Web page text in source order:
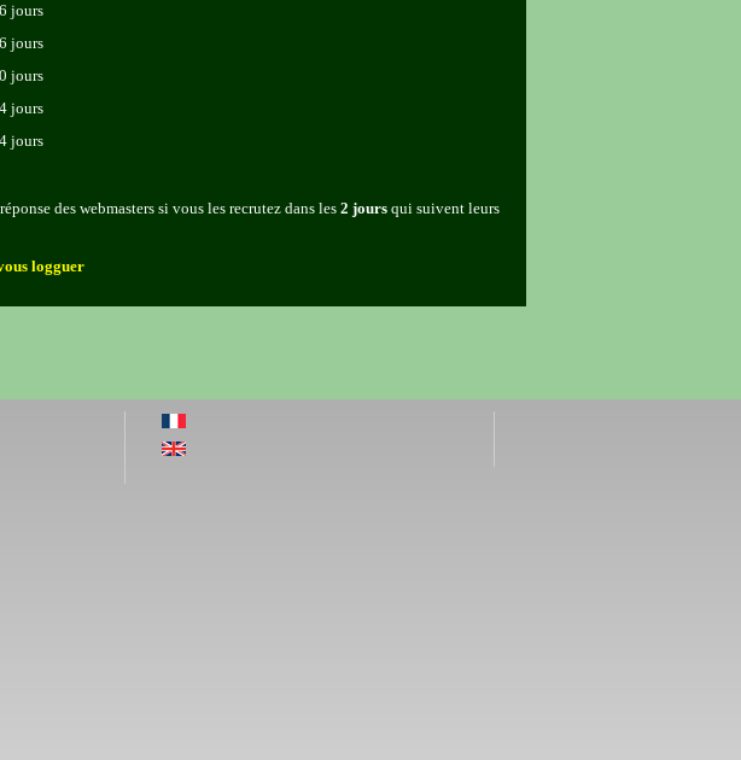
jours
jours
jours
jours
jours
des webmasters si vous les recrutez dans les 2 joursqui suivent leurs
logguer